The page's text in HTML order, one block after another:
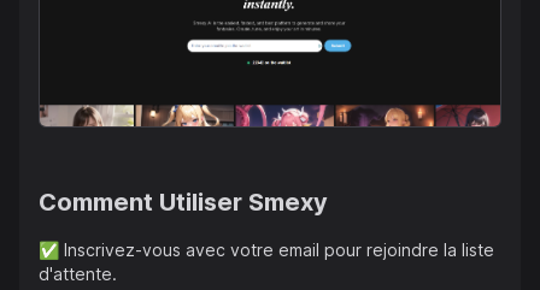
interagissent avec et créent du contenu fantasmatique,
offrant une expérience transparente et efficace à ses
Comment Utiliser Smexy
✅ Inscrivez-vous avec votre email pour rejoindre la liste
d'attente.